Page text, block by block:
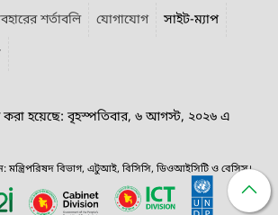
শর্তাবলি যোগাযোগ
সাইট-ম্যাপ
করা হয়েছে: বৃহস্পতিবার, ৬ আগস্ট, ২০২৬ এ
মন্ত্রিপরিষদ বিভাগ, এটুআই, বিসিসি, ডিওআইসিটি ও বেসিস।